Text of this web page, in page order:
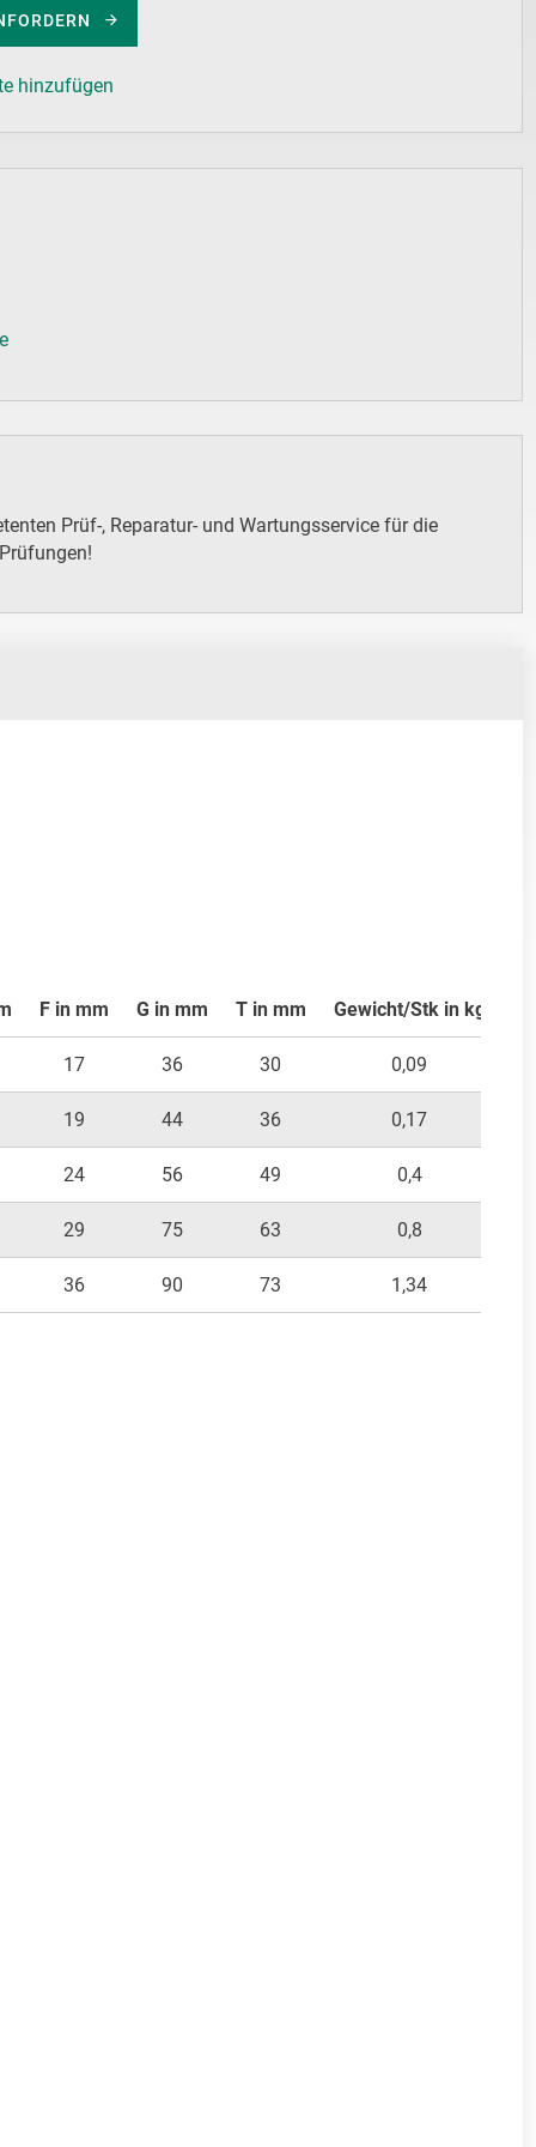
hinzufügen
Prüf-, Reparatur- und Wartungsservice für die
F in mm G in mm T in mm Gewicht/Stk in kg
17 36 30 0,09
19 44 36 0,17
24 56 49 0,4
29 75 63 0,8
36 90 73 1,34